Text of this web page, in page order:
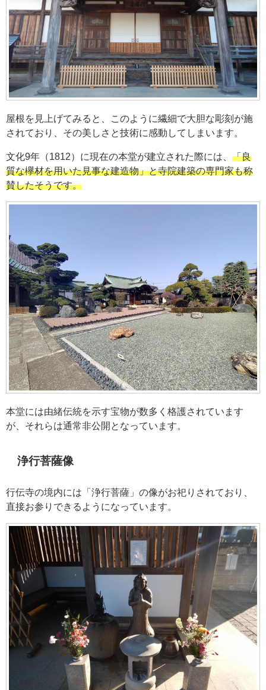
屋根を見上げてみると、このように繊細で大胆な彫刻が施
されており、その美しさと技術に感動してしまいます。
文化9年（1812）に現在の本堂が建立された際には、 「良
質な欅材を用いた見事な建造物」と寺院建築の専門家も称
賛したそうです。
本堂には由緒伝統を示す宝物が数多く格護されています
が、それらは通常非公開となっています。
浄行菩薩像
行伝寺の境内には「浄行菩薩」の像がお祀りされており、
直接お参りできるようになっています。